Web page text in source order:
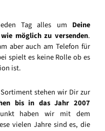
Tag alles um Deine
möglich zu versenden.
aber auch am Telefon für
spielt es keine Rolle ob es
ist.
stehen wir Dir zur
bis in das Jahr 2007
haben wir mit dem
vielen Jahre sind es, die